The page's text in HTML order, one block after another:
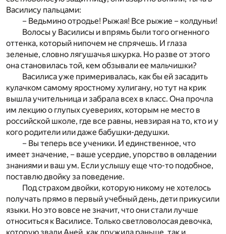
Василису пальцами:
– Ведьмино отродье! Рыжая! Все рыжие – колдуньи!
Волосы у Василисы и впрямь были того огненного
оттенка, который нипочем не спрячешь. И глаза
зеленые, словно лягушачья шкурка. Но разве от этого
она становилась той, кем обзывали ее мальчишки?
Василиса уже примеривалась, как бы ей засадить
кулачком самому яростному хулигану, но тут на крик
вышла учительница и забрала всех в класс. Она прочла
им лекцию о глупых суевериях, которым не место в
российской школе, где все равны, невзирая на то, кто и у
кого родители или даже бабушки-дедушки.
– Вы теперь все ученики. И единственное, что
имеет значение, – ваше усердие, упорство в овладении
знаниями и ваш ум. Если услышу еще что-то подобное,
поставлю двойку за поведение.
Под страхом двойки, которую никому не хотелось
получать прямо в первый учебный день, дети прикусили
языки. Но это вовсе не значит, что они стали лучше
относиться к Василисе. Только светловолосая девочка,